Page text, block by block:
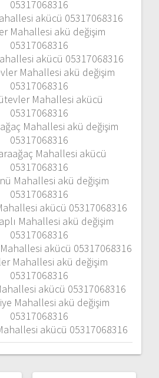
05317068316
akücü 05317068316
Mahallesi akü değişim
05317068316
akücü 05317068316
Mahallesi akü değişim
05317068316
Mahallesi akücü
05317068316
Mahallesi akü değişim
05317068316
Mahallesi akücü
05317068316
Mahallesi akü değişim
05317068316
akücü 05317068316
Mahallesi akü değişim
05317068316
akücü 05317068316
Mahallesi akü değişim
05317068316
akücü 05317068316
Mahallesi akü değişim
05317068316
akücü 05317068316